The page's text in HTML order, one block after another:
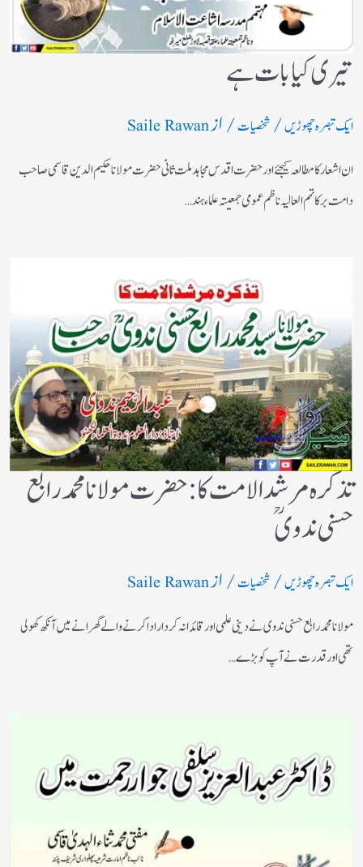
تیری کیا بات ہے
ایک تبصرہ چھوڑیں/شخصیات/ ازSaile Rawan
ان اشعار کا مطالعہ کیجئے اور حضرت اقدس مجاہد ملت ثانی حضرت مولانا حکیم الدین قاسمی صاحب
دامت برکاتہم العالیہ ناظم عمومی جمعیتہ علماء ہند…
تذکرہ مرشد الامت کا :حضرت مولانا محمد رابع
حسنی ندویؒ
ایک تبصرہ چھوڑیں/شخصیات/ ازSaile Rawan
مولانا محمد رابع حسنی ندوی نے دینی علمی اور قائدانہ کردار ادا کرنے والے گھرانے میں آنکھ کھولی
تھی اور قدرت نے آپ کو بڑے…